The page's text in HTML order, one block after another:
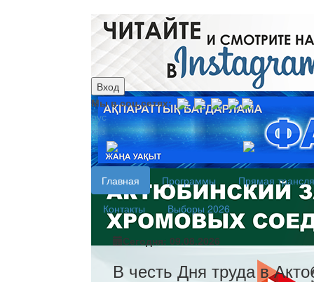
Вход
Мы в соц.сетях:
рус
каз
Главная Программы
Прямая
Контакты
Выборы 2026
Сегодня: 09.08.2026
В честь Дня труда в